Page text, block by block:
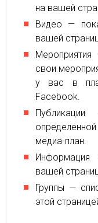
на вашей
Видео —
вашей
свои
у вас в
Facebook.
медиа-план.
вашей
Группы —
этой